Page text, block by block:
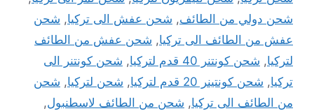
شحن دولي من الطائف, شحن عفش الى تركيا, شحن
عفش من الطائف الى تركيا, شحن عفش من الطائف
لتركيا, شحن كونتنر 40 قدم لتركيا , شحن كونتنر الى
تركيا, شحن كونتينر 20 قدم لتركيا , شحن لتركيا, شحن
من الطائف الى تركيا, شحن من الطائف لاسطنبول,